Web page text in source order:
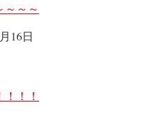
～～～
16日
！！